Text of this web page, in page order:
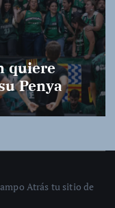
quiere
Penya
Atrás tu sitio de